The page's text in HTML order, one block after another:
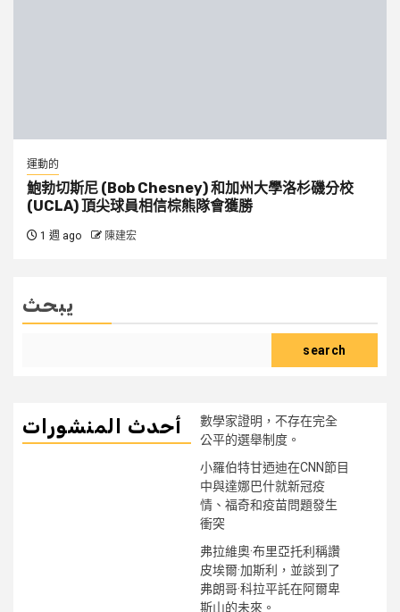
運動的
鮑勃切斯尼 (Bob Chesney) 和加州大學洛杉磯分校
(UCLA) 頂尖球員相信棕熊隊會獲勝
1 週 ago 陳建宏
يبحث
search
أحدث المنشورات
數學家證明，不存在完全
公平的選舉制度。
小羅伯特甘迺迪在CNN節目
中與達娜巴什就新冠疫
情、福奇和疫苗問題發生
衝突
弗拉維奧·布里亞托利稱讚
皮埃爾·加斯利，並談到了
弗朗哥·科拉平託在阿爾卑
斯山的未來。